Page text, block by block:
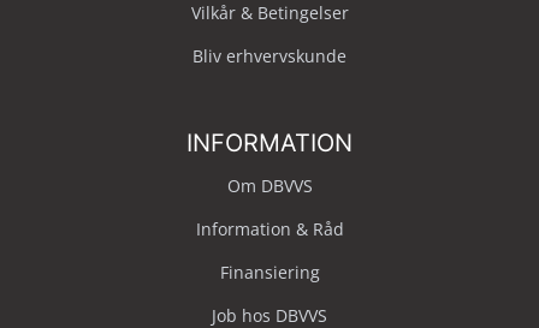
Vilkår & Betingelser
Bliv erhvervskunde
INFORMATION
Om DBVVS
Information & Råd
Finansiering
Job hos DBVVS